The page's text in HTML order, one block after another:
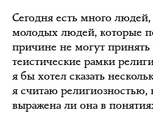
Сегодня есть много
молодых людей, которые
причине не могут
теистические рамки
я бы хотел сказать
я считаю религиозностью,
выражена ли она в